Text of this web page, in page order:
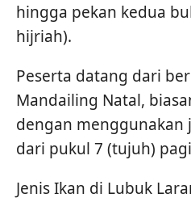
hingga pekan kedua
hijriah).
Peserta datang dari
Mandailing Natal,
dengan menggunakan
dari pukul 7 (tujuh)
Jenis Ikan di Lubuk